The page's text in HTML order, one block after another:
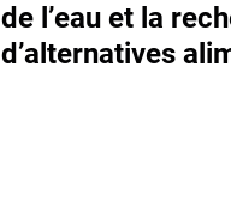
de l’eau et la
d’alternatives